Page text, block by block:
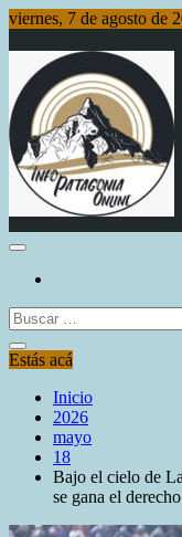
Saltar
contenido
viernes, 7 de agosto de
Info Patagonia Online
Buscar:
Estás acá
Inicio
2026
mayo
18
Bajo el cielo de
se gana el